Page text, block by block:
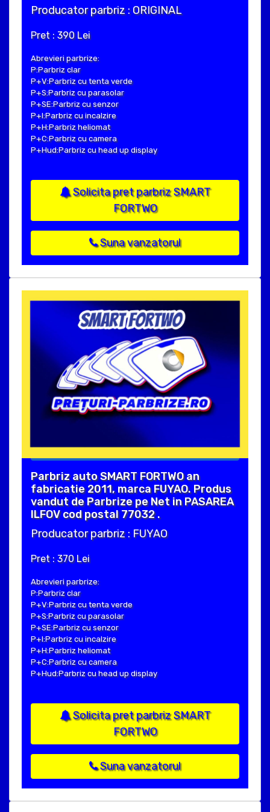
Producator parbriz : ORIGINAL
Pret : 390 Lei
Abrevieri parbrize:
P:Parbriz clar
P+V:Parbriz cu tenta verde
P+S:Parbriz cu parasolar
P+SE:Parbriz cu senzor
P+I:Parbriz cu incalzire
P+H:Parbriz heliomat
P+C:Parbriz cu camera
P+Hud:Parbriz cu head up display
Solicita pret parbriz SMART
FORTWO
Suna vanzatorul
Parbriz auto SMART FORTWO an
fabricatie 2011, marca FUYAO. Produs
vandut de Parbrize pe Net in PASAREA
ILFOV cod postal 77032 .
Producator parbriz : FUYAO
Pret : 370 Lei
Abrevieri parbrize:
P:Parbriz clar
P+V:Parbriz cu tenta verde
P+S:Parbriz cu parasolar
P+SE:Parbriz cu senzor
P+I:Parbriz cu incalzire
P+H:Parbriz heliomat
P+C:Parbriz cu camera
P+Hud:Parbriz cu head up display
Solicita pret parbriz SMART
FORTWO
Suna vanzatorul